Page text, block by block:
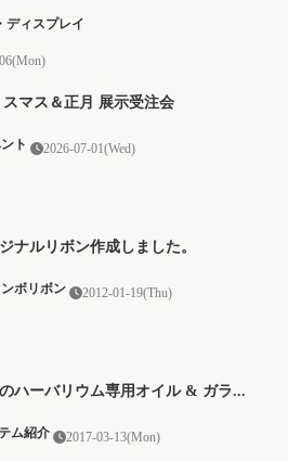
ディスプレイ
スマス＆正月 展示受注会
ト 2026-07-01(Wed)
ナルリボン作成しました。
2012-01-19(Thu)
ボリボン
ハーバリウム専用オイル & ガラ...
2017-03-13(Mon)
ム紹介